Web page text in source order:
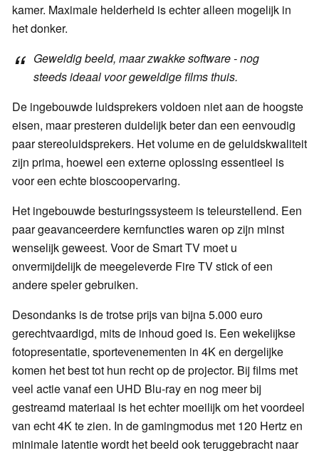
kamer. Maximale helderheid is echter alleen mogelijk in
het donker.
Geweldig beeld, maar zwakke software - nog
steeds ideaal voor geweldige films thuis.
De ingebouwde luidsprekers voldoen niet aan de hoogste
eisen, maar presteren duidelijk beter dan een eenvoudig
paar stereoluidsprekers. Het volume en de geluidskwaliteit
zijn prima, hoewel een externe oplossing essentieel is
voor een echte bioscoopervaring.
Het ingebouwde besturingssysteem is teleurstellend. Een
paar geavanceerdere kernfuncties waren op zijn minst
wenselijk geweest. Voor de Smart TV moet u
onvermijdelijk de meegeleverde Fire TV stick of een
andere speler gebruiken.
Desondanks is de trotse prijs van bijna 5.000 euro
gerechtvaardigd, mits de inhoud goed is. Een wekelijkse
fotopresentatie, sportevenementen in 4K en dergelijke
komen het best tot hun recht op de projector. Bij films met
veel actie vanaf een UHD Blu-ray en nog meer bij
gestreamd materiaal is het echter moeilijk om het voordeel
van echt 4K te zien. In de gamingmodus met 120 Hertz en
minimale latentie wordt het beeld ook teruggebracht naar